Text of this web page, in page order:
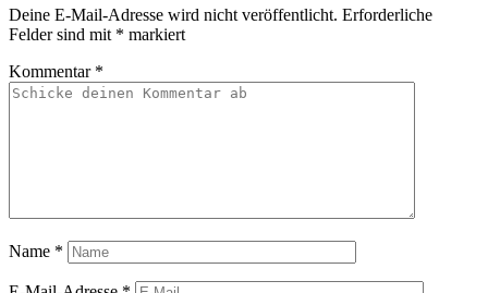
Deine E-Mail-Adresse wird nicht veröffentlicht. Erforderliche
Felder sind mit * markiert
Kommentar *
Name *